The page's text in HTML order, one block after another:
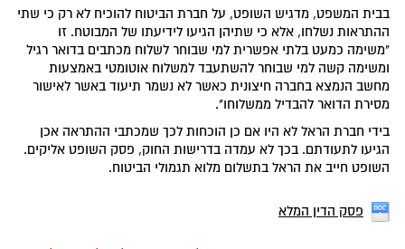
בבית המשפט, מדגיש השופט, על חברת הביטוח להוכיח לא רק כי שתי
ההתראות נשלחו, אלא כי שתיהן הגיעו לידיעתו של המבוטח. זו
"משימה כמעט בלתי אפשרית למי שבוחר לשלוח מכתבים בדואר רגיל
ומשימה קשה למי שבוחר להשתעבד למשלוח אוטומטי באמצעות
מחשב הנמצא בחברה חיצונית כאשר לא נשמר תיעוד באשר לאישור
מסירת הדואר להבדיל ממשלוחו".
בידי חברת הראל לא היו אם כן הוכחות לכך שמכתבי ההתראה אכן
הגיעו לתעודתם. בכך לא עמדה בדרישות החוק, פסק השופט אליקים.
השופט חייב את הראל בתשלום מלוא תגמולי הביטוח.
פסק הדין המלא